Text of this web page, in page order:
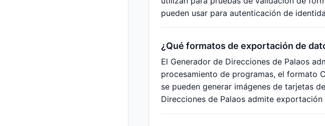
pueden usar para autenticación de
¿Qué formatos de exportación de
El Generador de Direcciones de Palaos
procesamiento de programas, el formato
se pueden generar imágenes de tarjetas
Direcciones de Palaos admite